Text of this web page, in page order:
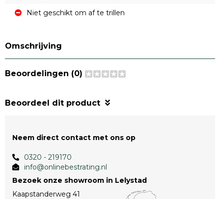
Niet geschikt om af te trillen
Omschrijving
Beoordelingen (0)
Beoordeel dit product
Neem direct contact met ons op
0320 - 219170
info@onlinebestrating.nl
Bezoek onze showroom in Lelystad
Kaapstanderweg 41